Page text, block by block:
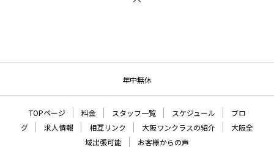
年中無休
TOPページ 料金 スタッフ一覧 スケジュール
ブロ
グ
求人情報 相互リンク 大阪ワンクラスの紹介
大阪全
域出張可能
お客様からの声